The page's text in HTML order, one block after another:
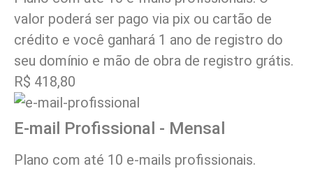
valor poderá ser pago via pix ou cartão de
crédito e você ganhará 1 ano de registro do
seu domínio e mão de obra de registro grátis.
R$ 418,80
E-mail Profissional - Mensal
Plano com até 10 e-mails profissionais.